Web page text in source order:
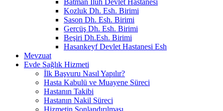
Kozluk Dh. Esh. Birimi
Sason Dh. Esh. Birimi
Gercüş Dh. Esh. Birimi
Beşiri Dh.Esh. Birimi
Hasankeyf Devlet Hastanesi Esh
Mevzuat
Evde Sağlık Hizmeti
İlk Başvuru Nasıl Yapılır?
Hasta Kabulü ve Muayene Süreci
Hastanın Takibi
Hastanın Nakil Süreci
Hizmetin Sonlandırılması